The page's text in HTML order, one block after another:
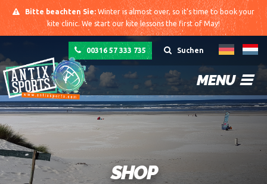
Bitte beachten Sie: Winter is almost over, so it's time to book your
kite clinic. We start our kite lessons the first of May!
Suchen
00316 57 333 735
MENU
SHOP